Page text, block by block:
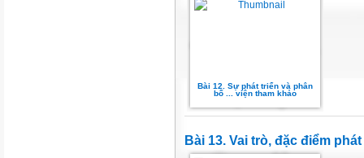
Bài 12. Sự phát triển và phân
bố ... viện tham khảo
Bài 13. Vai trò, đặc điểm